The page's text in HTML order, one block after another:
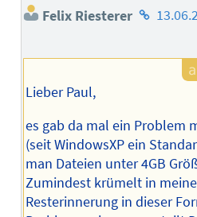
Felix Riesterer
Autors
Lieber Paul,
es gab da mal ein Problem
(seit WindowsXP ein
man Dateien unter 4GB
Zumindest krümelt in
Resterinnerung in dieser